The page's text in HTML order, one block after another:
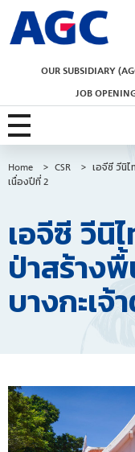
OUR SUBSIDIARY
JOB
Home > CSR >
เอจีซี วีนิไ
เนื่องปีที่ 2
เอจีซี วีนิ
ป่าสร้าง
บางกะเจ้